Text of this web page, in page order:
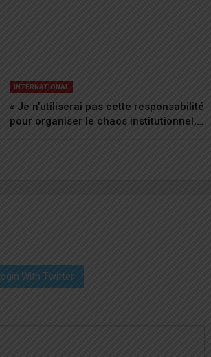
INTERNATIONAL
« Je n’utiliserai pas cette responsabilité
pour organiser le chaos institutionnel,…
Login With Twitter